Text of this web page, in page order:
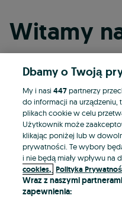
Witamy
Dbamy o Twoją
My i nasi447partnerzy
do informacji na urządzeniu,
plikach cookie w celu
Użytkownik może
klikając poniżej lub w
prywatności. Te wybory
i nie będą miały wpływu na
cookies, Polityka
Wraz z naszymi
zapewnienia: